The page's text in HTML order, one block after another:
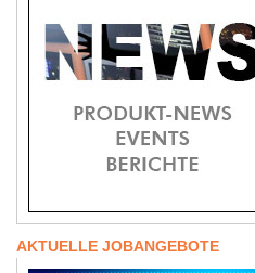
AKTUELLE JOBANGEBOTE